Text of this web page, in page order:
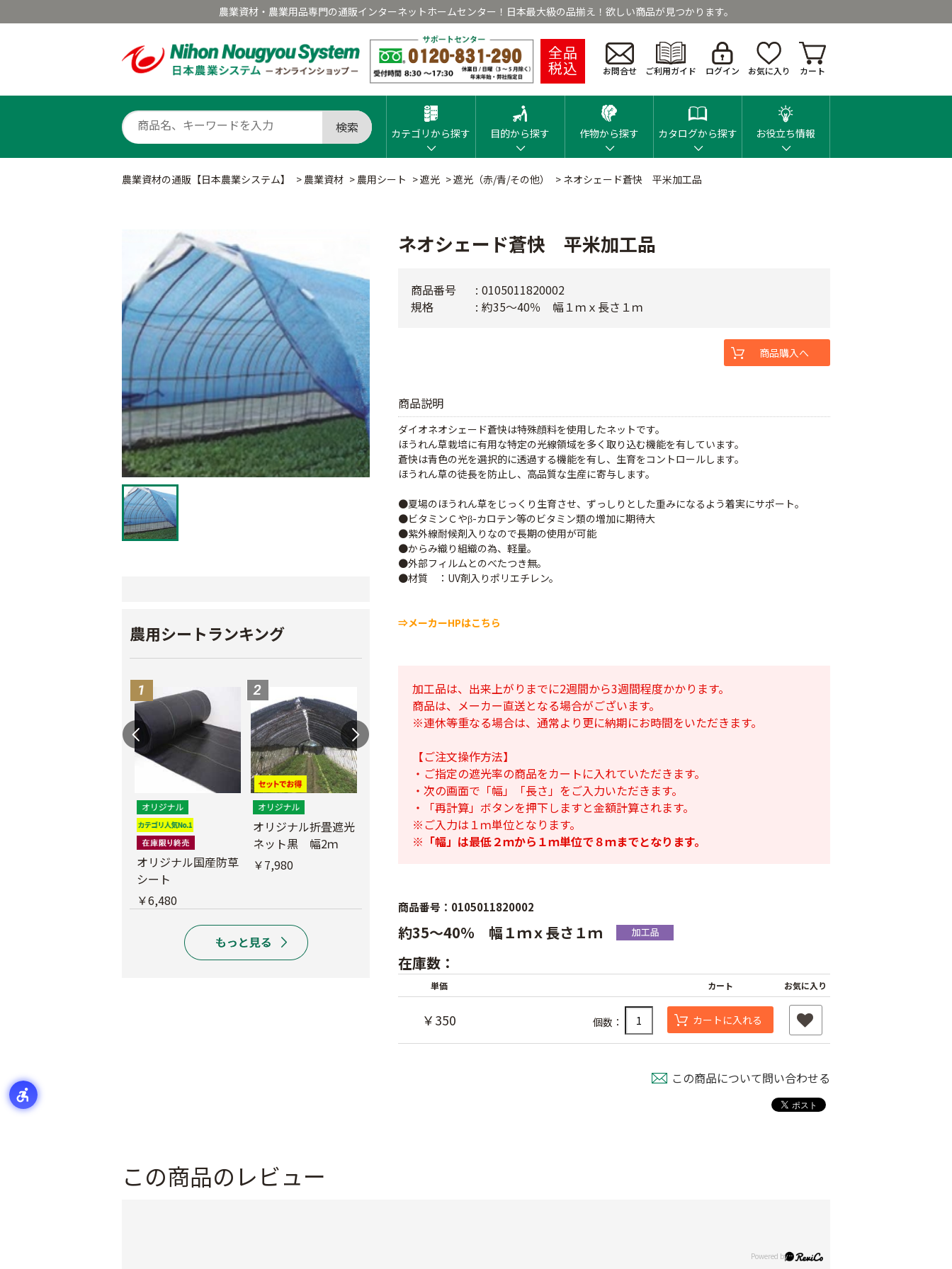
農業資材・農業用品専門の通販インターネットホームセンター！日本最大級の品揃え！欲しい商品が見つかります。
全品
税込 お問合せ ご利用ガイド ログイン お気に入り カート
検索 カテゴリから探す 目的から探す 作物から探す カタログから探す お役立ち情報
農業資材の通販【日本農業システム】 > 農業資材 > 農用シート >遮光 >遮光（赤/青/その他） > ネオシェード蒼快 平米加工品
農用シートランキング
オリジナル国産防草
シート
￥6,480
オリジナル折畳遮光
ネット黒 幅2ｍ
￥7,980
蝶型パンチ
オリジナル折畳遮光
ネット黒 幅6ｍ
べたがけ一発 200m
ネオシェード蒼快 平米加工品
商品説明
ダイオネオシェード蒼快は特殊顔料を使用したネットです。
ほうれん草栽培に有用な特定の光線領域を多く取り込む機能を有しています。
蒼快は青色の光を選択的に透過する機能を有し、生育をコントロールします。
ほうれん草の徒長を防止し、高品質な生産に寄与します。
●夏場のほうれん草をじっくり生育させ、ずっしりとした重みになるよう着実にサポート。
●ビタミンＣやβ-カロテン等のビタミン類の増加に期待大
●紫外線耐候剤入りなので長期の使用が可能
●からみ織り組織の為、軽量。
●外部フィルムとのべたつき無。
●材質 ：UV剤入りポリエチレン。
⇒メーカーHPはこちら
加工品は、出来上がりまでに2週間から3週間程度かかります。
商品は、メーカー直送となる場合がございます。
※連休等重なる場合は、通常より更に納期にお時間をいただきます。
【ご注文操作方法】
・ご指定の遮光率の商品をカートに入れていただきます。
・次の画面で「幅」「長さ」をご入力いただきます。
・「再計算」ボタンを押下しますと金額計算されます。
※ご入力は１ｍ単位となります。
※ 「幅」は最低２ｍから１ｍ単位で８ｍまでとなります。
商品番号
0105011820002
規格
約35～40％ 幅１ｍｘ長さ１ｍ
商品購入へ
商品番号：0105011820002
約35～40％ 幅１ｍｘ長さ１ｍ
在庫数：
単価 カート お気に入り
￥350 個数： カートに入れる
この商品について問い合わせる
この商品のレビュー